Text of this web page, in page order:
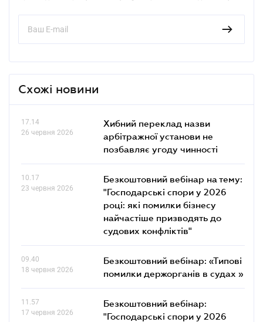
Схожі новини
17.14
26 червня 2026
Хибний переклад назви
арбітражної установи не
позбавляє угоду чинності
10.17
23 червня 2026
Безкоштовний вебінар на тему:
"Господарські спори у 2026
році: які помилки бізнесу
найчастіше призводять до
судових конфліктів"
09.40
18 червня 2026
Безкоштовний вебінар: «Типові
помилки держорганів в судах »
11.57
17 червня 2026
Безкоштовний вебінар:
"Господарські спори у 2026